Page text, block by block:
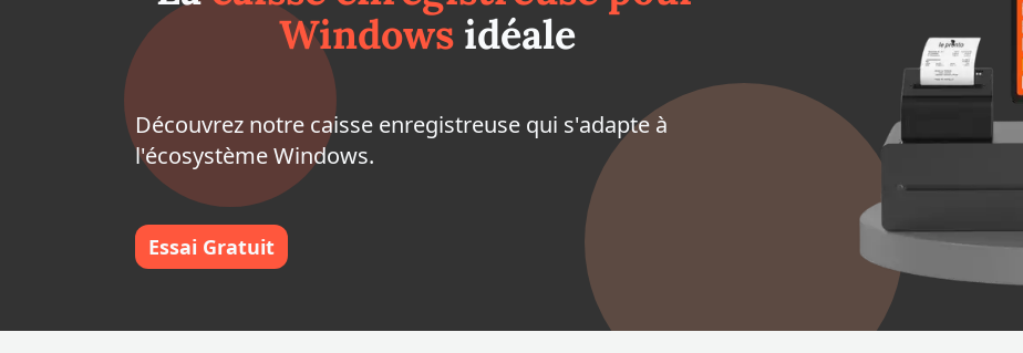
Windowsidéale
Découvrez notre caisse enregistreuse qui s'adapte à
l'écosystème Windows.
Essai Gratuit